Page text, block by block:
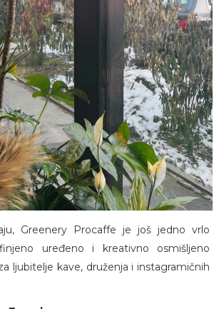
Greenery Procaffe je još jedno vrlo
uređeno i kreativno osmišljeno
ljubitelje kave, druženja i instagramičnih